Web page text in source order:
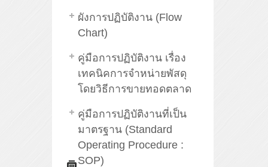
ผังการปฏิบัติงาน (Flow
Chart)
คู่มือการปฏิบัติงาน เรื่อง
เทคนิคการจำหน่ายพัสดุ
โดยวิธีการขายทอดตลาด
คู่มือการปฏิบัติงานที่เป็น
มาตรฐาน (Standard
Operating Procedure :
SOP)